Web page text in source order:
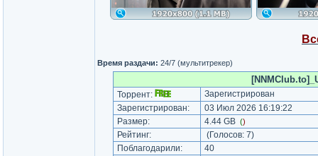
Время раздачи: 24/7 (мультитрекер)
Торрент:
Зарегистрирован
Зарегистрирован:
03 Июл 2026 16:19:22
Размер:
4.44 GB ()
Рейтинг: (Голосов: 7)
Поблагодарили:
40